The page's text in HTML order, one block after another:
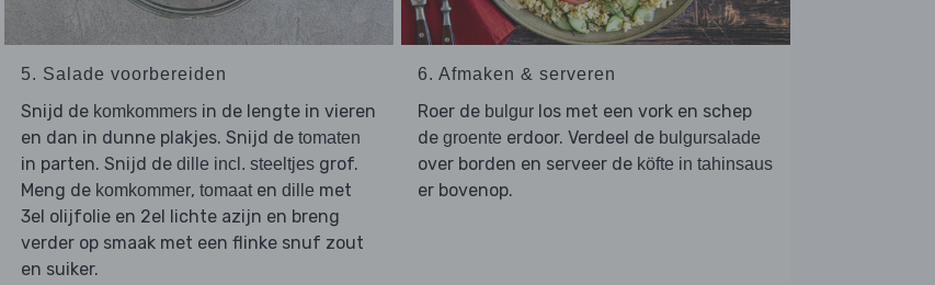
5. Salade voorbereiden
Snijd de komkommersin de lengte in vieren
en dan in dunne plakjes. Snijd de tomaten
in parten. Snijd de dille incl. steeltjesgrof.
Meng de komkommer, tomaaten dille met
3el olijfolie en 2el lichte azijn en breng
verder op smaak met een flinke snuf zout
en suiker.
6. Afmaken & serveren
Roer de bulgur los met een vork en schep
de groente erdoor. Verdeel de bulgursalade
over borden en serveer de köfte in tahinsaus
er bovenop.